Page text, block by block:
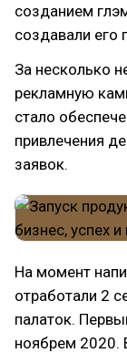
созданием
создавали его
За несколько
рекламную
стало
привлечения
заявок.
На момент
отработали 2
палаток.
ноябрем 2020.